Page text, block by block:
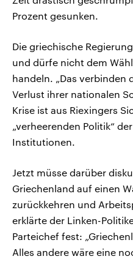
Prozent gesunken.
Die griechische
und dürfe nicht dem
handeln. „Das verbinden
Verlust ihrer nationalen
Krise ist aus Riexingers
„verheerenden Politik“
Institutionen.
Jetzt müsse darüber
Griechenland auf einen
zurückkehren und
erklärte der Linken-
Parteichef fest:
Alles andere wäre eine